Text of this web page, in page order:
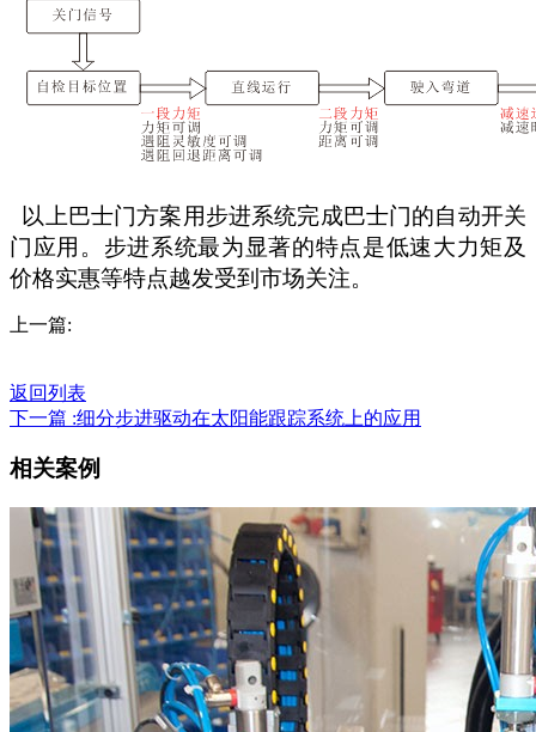
以上巴士门方案用步进系统完成巴士门的自动开关
门应用。 步进系统最为显著的特点是低速大力矩及
价格实惠等特点越发受到市场关注。
上一篇:
返回列表
下一篇 :细分步进驱动在太阳能跟踪系统上的应用
相关案例